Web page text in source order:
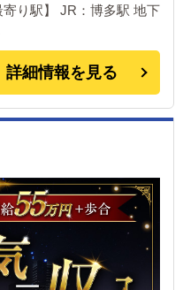
詳細情報を見る